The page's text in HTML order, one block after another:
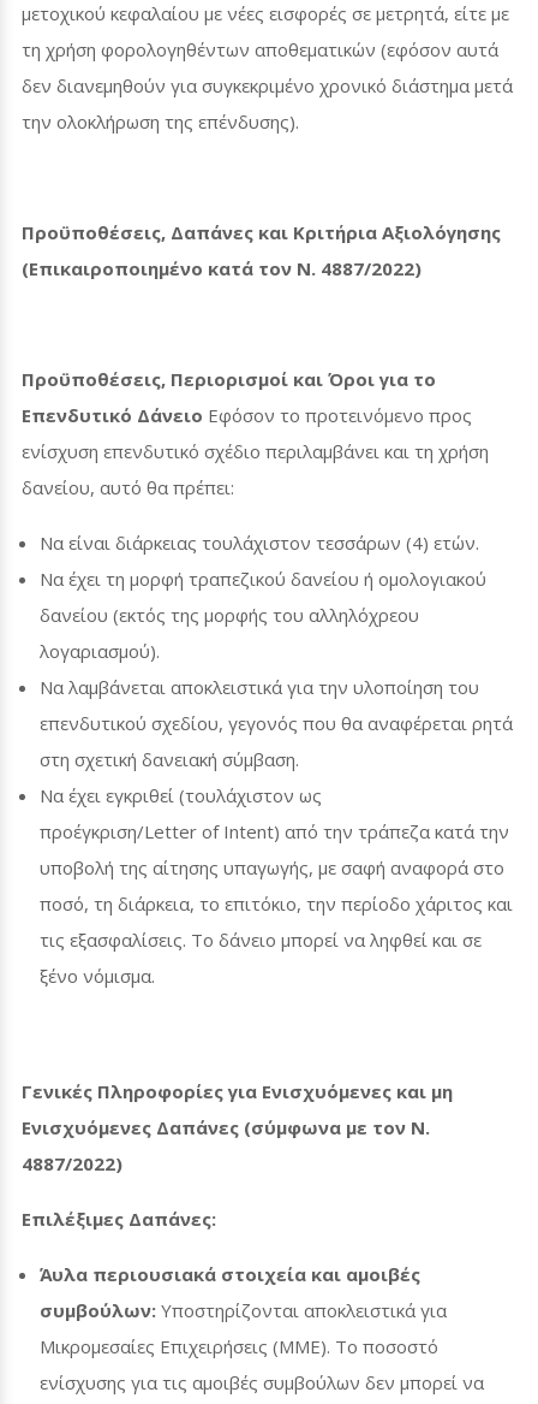
μετοχικού κεφαλαίου με νέες εισφορές σε μετρητά, είτε με
τη χρήση φορολογηθέντων αποθεματικών (εφόσον αυτά
δεν διανεμηθούν για συγκεκριμένο χρονικό διάστημα μετά
την ολοκλήρωση της επένδυσης).
Προϋποθέσεις, Δαπάνες και Κριτήρια Αξιολόγησης
(Επικαιροποιημένο κατά τον Ν. 4887/2022)
Προϋποθέσεις, Περιορισμοί και Όροι για το
Επενδυτικό Δάνειο Εφόσον το προτεινόμενο προς
ενίσχυση επενδυτικό σχέδιο περιλαμβάνει και τη χρήση
δανείου, αυτό θα πρέπει:
Να είναι διάρκειας τουλάχιστον τεσσάρων (4) ετών.
Να έχει τη μορφή τραπεζικού δανείου ή ομολογιακού
δανείου (εκτός της μορφής του αλληλόχρεου
λογαριασμού).
Να λαμβάνεται αποκλειστικά για την υλοποίηση του
επενδυτικού σχεδίου, γεγονός που θα αναφέρεται ρητά
στη σχετική δανειακή σύμβαση.
Να έχει εγκριθεί (τουλάχιστον ως
προέγκριση/Letter of Intent) από την τράπεζα κατά την
υποβολή της αίτησης υπαγωγής, με σαφή αναφορά στο
ποσό, τη διάρκεια, το επιτόκιο, την περίοδο χάριτος και
τις εξασφαλίσεις. Το δάνειο μπορεί να ληφθεί και σε
ξένο νόμισμα.
Γενικές Πληροφορίες για Ενισχυόμενες και μη
Ενισχυόμενες Δαπάνες (σύμφωνα με τον Ν.
4887/2022)
Επιλέξιμες Δαπάνες:
Άυλα περιουσιακά στοιχεία και αμοιβές
συμβούλων: Υποστηρίζονται αποκλειστικά για
Μικρομεσαίες Επιχειρήσεις (ΜΜΕ). Το ποσοστό
ενίσχυσης για τις αμοιβές συμβούλων δεν μπορεί να